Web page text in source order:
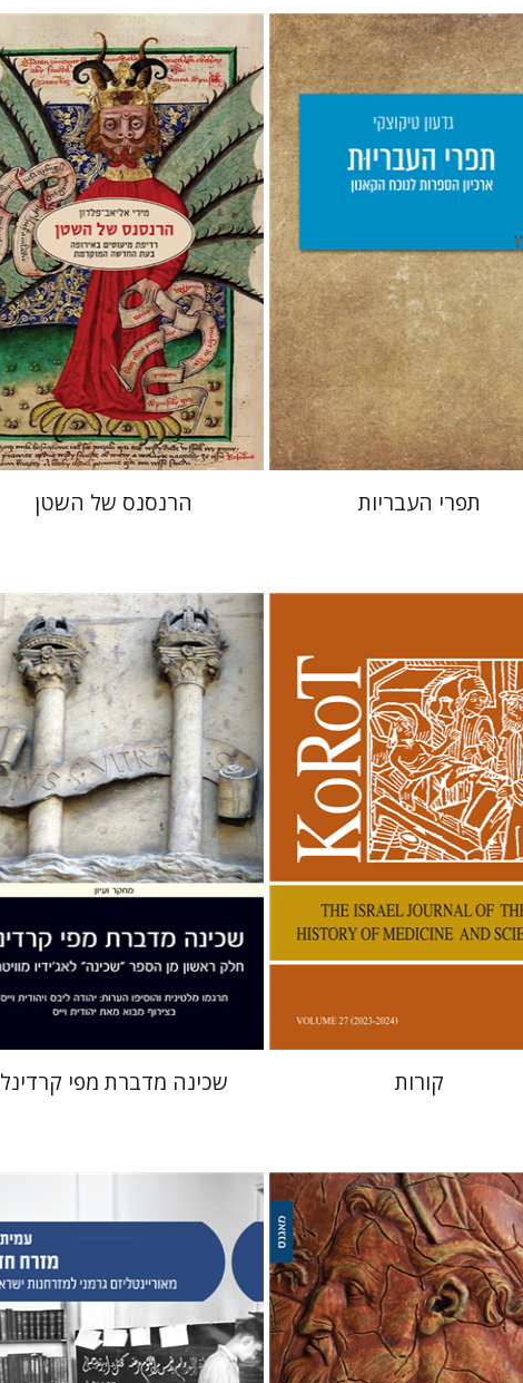
RABBINATE
גדעון טיקוצקי
הנחת אתר ספר מודפס
$28
$25
תפרי העבריות
מירי אליאב-פלדון
הנחת אתר ספר מודפס
$35
$32
הרנסנס של השטן
קנת קולינס
הנחת אתר ספר מודפס
קורות
יהודה ליבס יהודה ליבס
יהודית
וייס
יהודית וייס
הנחת אתר ספר מודפס
$46
$41
שכינה מדברת מפי קרדינל
אריאל קופילוביץ